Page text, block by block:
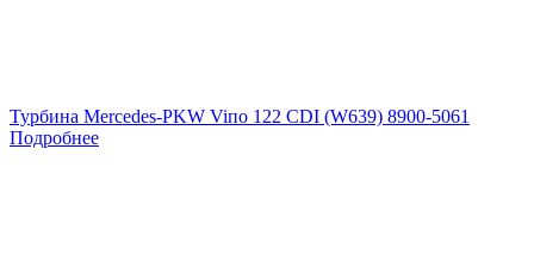
Турбина Mercedes-PKW Viпо 122 CDI (W639) 8900-5061
Подробнее